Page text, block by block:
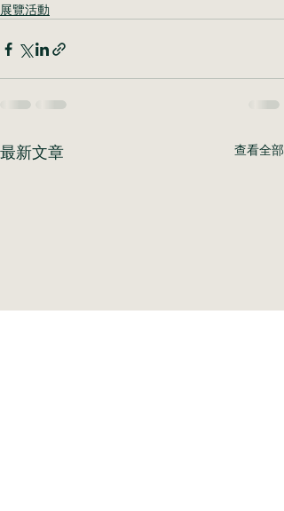
展覽活動
最新文章 查看全部